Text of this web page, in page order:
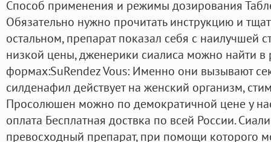
Способ применения и режимы дозирования
Обязательно нужно прочитать инструкцию и
остальном, препарат показал себя с наилучшей
низкой цены, дженерики сиалиса можно найти в
формах:SuRendez Vous: Именно они вызывают
силденафил действует на женский организм,
Просолюшен можно по демократичной цене у
оплата Бесплатная доствка по всей России.
превосходный препарат, при помощи которого